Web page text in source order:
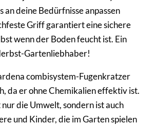
an deine Bedürfnisse anpassen
Griff garantiert eine sichere
wenn der Boden feucht ist. Ein
Gartenliebhaber!
combisystem-Fugenkratzer
da er ohne Chemikalien effektiv ist.
die Umwelt, sondern ist auch
und Kinder, die im Garten spielen